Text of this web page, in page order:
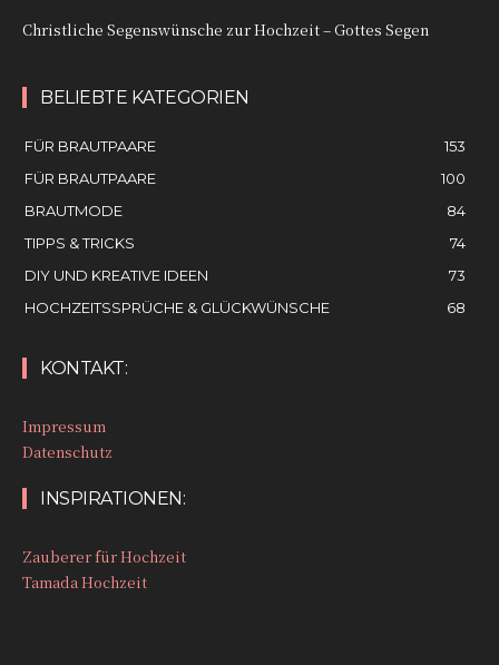
Christliche Segenswünsche zur Hochzeit – Gottes Segen
BELIEBTE KATEGORIEN
FÜR BRAUTPAARE
153
FÜR BRAUTPAARE
100
BRAUTMODE
84
TIPPS & TRICKS
74
DIY UND KREATIVE IDEEN
73
HOCHZEITSSPRÜCHE & GLÜCKWÜNSCHE
68
KONTAKT:
Impressum
Datenschutz
INSPIRATIONEN:
Zauberer für Hochzeit
Tamada Hochzeit